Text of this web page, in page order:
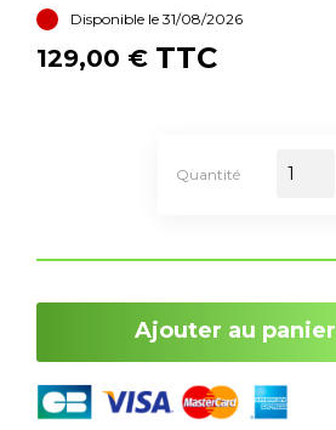
Disponible le 31/08/2026
129,00 € TTC
Quantité
Ajouter au panier